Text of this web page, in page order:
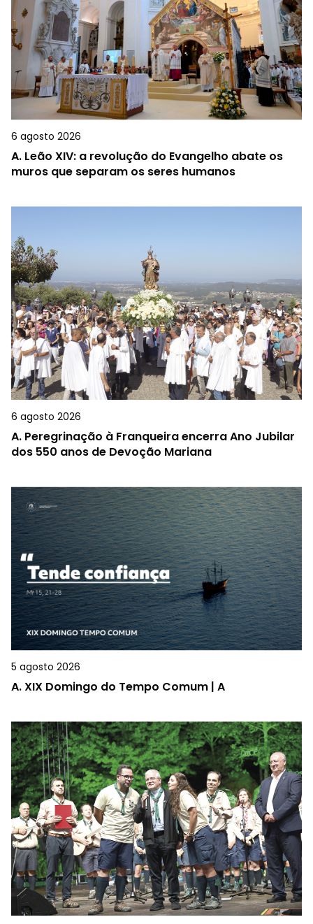
6 agosto 2026
A. Leão XIV: a revolução do Evangelho abate os
muros que separam os seres humanos
6 agosto 2026
A. Peregrinação à Franqueira encerra Ano Jubilar
dos 550 anos de Devoção Mariana
5 agosto 2026
A.XIX Domingo do Tempo Comum | A